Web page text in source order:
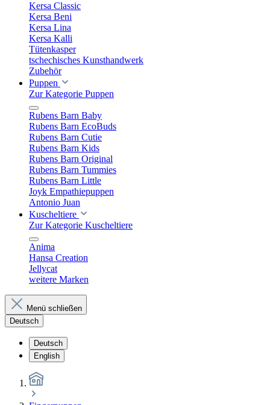
Kersa Classic
Kersa Beni
Kersa Lina
Kersa Kalli
Tütenkasper
tschechisches Kunsthandwerk
Zubehör
Puppen
Zur Kategorie Puppen
Rubens Barn Baby
Rubens Barn EcoBuds
Rubens Barn Cutie
Rubens Barn Kids
Rubens Barn Original
Rubens Barn Tummies
Rubens Barn Little
Joyk Empathiepuppen
Antonio Juan
Kuscheltiere
Zur Kategorie Kuscheltiere
Anima
Hansa Creation
Jellycat
weitere Marken
Menü schließen
Deutsch
Deutsch
English